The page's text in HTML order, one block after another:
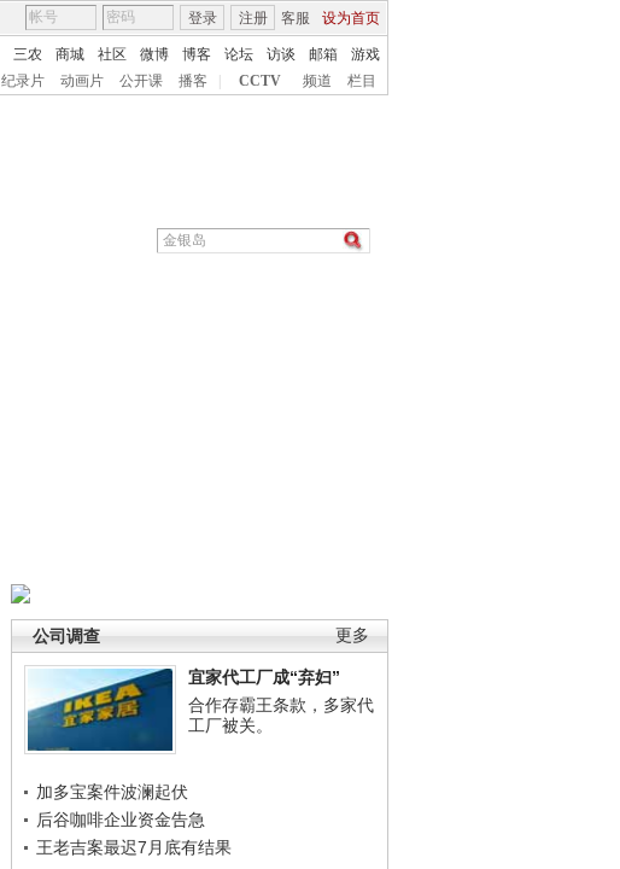
客服 设为首页
登录 注册
三农 商城 社区 微博 博客 论坛 访谈 邮箱
游戏
纪录片 动画片 公开课 播客 CCTV 频道 栏目
更多
公司调查
宜家代工厂成“弃妇”
合作存霸王条款，多家代
工厂被关。
加多宝案件波澜起伏
后谷咖啡企业资金告急
王老吉案最迟7月底有结果